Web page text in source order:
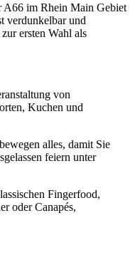
A66 im Rhein Main Gebiet
verdunkelbar und
ersten Wahl als
von
Kuchen und
alles, damit Sie
feiern unter
Fingerfood,
oder Canapés,